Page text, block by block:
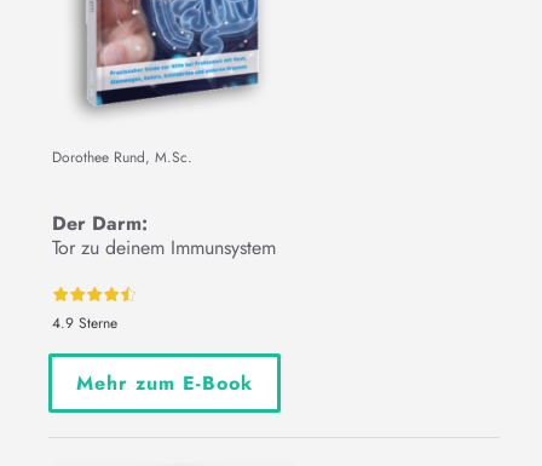
Dorothee Rund, M.Sc.
Der Darm:
Tor zu deinem Immunsystem
4.9 Sterne
Mehr zum E-Book